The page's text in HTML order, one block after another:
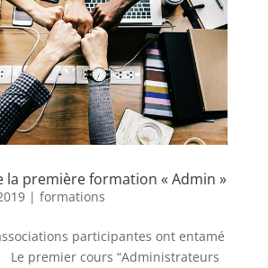
la première formation « Admin »
| formations
participantes ont entamé
premier cours “Administrateurs